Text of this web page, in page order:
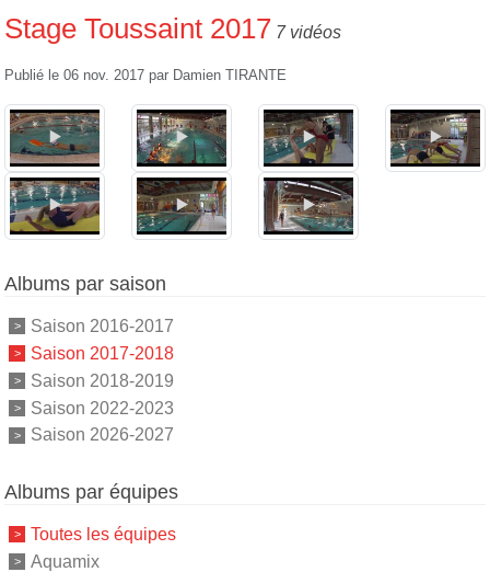
Stage Toussaint 2017 7 vidéos
Publié le 06 nov. 2017 par Damien TIRANTE
Albums par saison
Saison 2016-2017
Saison 2017-2018
Saison 2018-2019
Saison 2022-2023
Saison 2026-2027
Albums par équipes
Toutes les équipes
Aquamix